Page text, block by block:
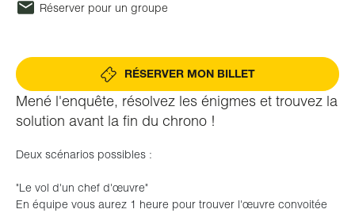
Mené l'enquête, résolvez les énigmes et trouvez la
solution avant la fin du chrono !
Deux scénarios possibles :
"Le vol d'un chef d'œuvre"
En équipe vous aurez 1 heure pour trouver l'œuvre convoitée
Réserver pour un groupe
RÉSERVER MON BILLET